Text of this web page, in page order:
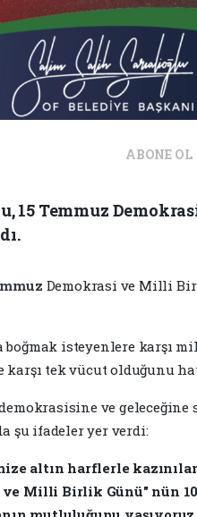
ABONE OL
15 Temmuz
Demokrasi ve Milli
boğmak isteyenlere karşı
tek vücut olduğunu
ve geleceğine
şu ifadeler yer verdi:
altın harflerle
ve Milli Birlik Günü" nün